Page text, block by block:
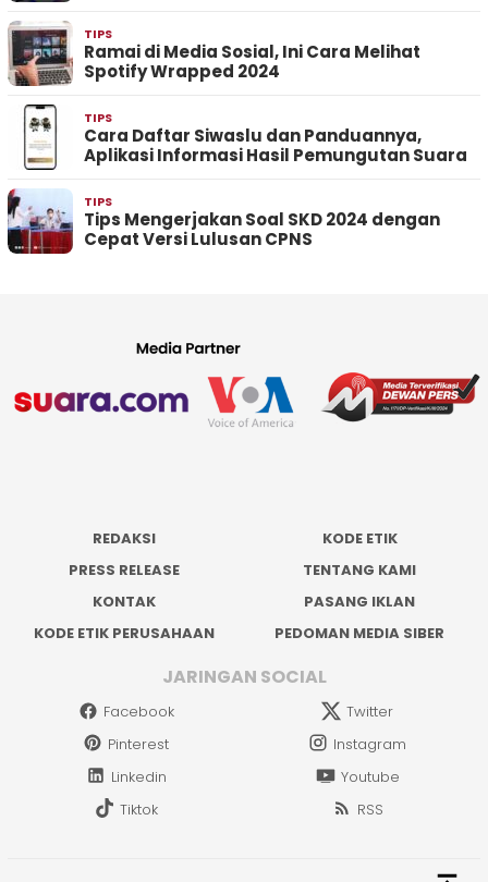
TIPS
Ramai di Media Sosial, Ini Cara Melihat
Spotify Wrapped 2024
TIPS
Cara Daftar Siwaslu dan Panduannya,
Aplikasi Informasi Hasil Pemungutan Suara
TIPS
Tips Mengerjakan Soal SKD 2024 dengan
Cepat Versi Lulusan CPNS
REDAKSI
KODE ETIK
PRESS RELEASE
TENTANG KAMI
KONTAK
PASANG IKLAN
KODE ETIK PERUSAHAAN
PEDOMAN MEDIA SIBER
JARINGAN SOCIAL
Facebook
Twitter
Pinterest
Instagram
Linkedin
Youtube
Tiktok
RSS